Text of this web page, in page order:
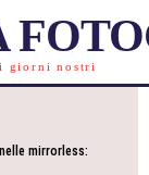
giorni nostri
mirrorless: